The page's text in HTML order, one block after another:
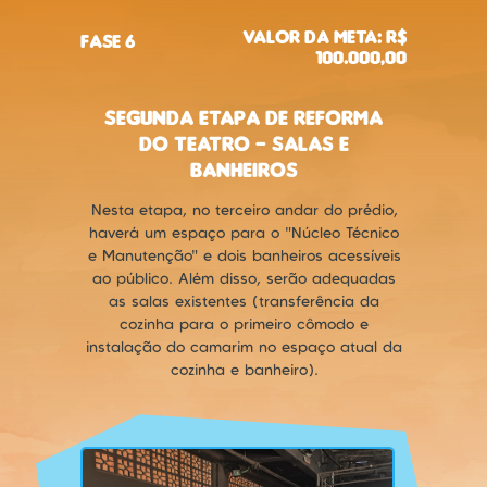
Segunda etapa de reforma
do teatro - salas e
banheiros
Valor da Meta: R$
100.000,00
Nesta etapa, no terceiro andar do prédio,
haverá um espaço para o "Núcleo Técnico
e Manutenção" e dois banheiros acessíveis
ao público. Além disso, serão adequadas
as salas existentes (transferência da
cozinha para o primeiro cômodo e
instalação do camarim no espaço atual da
cozinha e banheiro).
Fase 6